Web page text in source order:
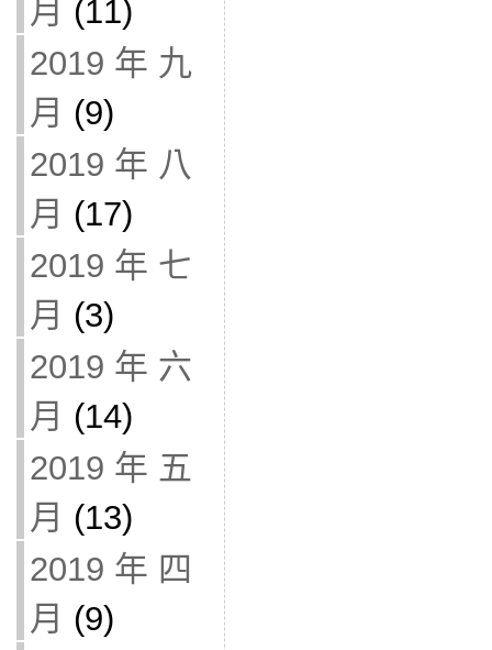
月 (11)
2019 年 九
月 (9)
2019 年 八
月 (17)
2019 年 七
月 (3)
2019 年 六
月 (14)
2019 年 五
月 (13)
2019 年 四
月 (9)